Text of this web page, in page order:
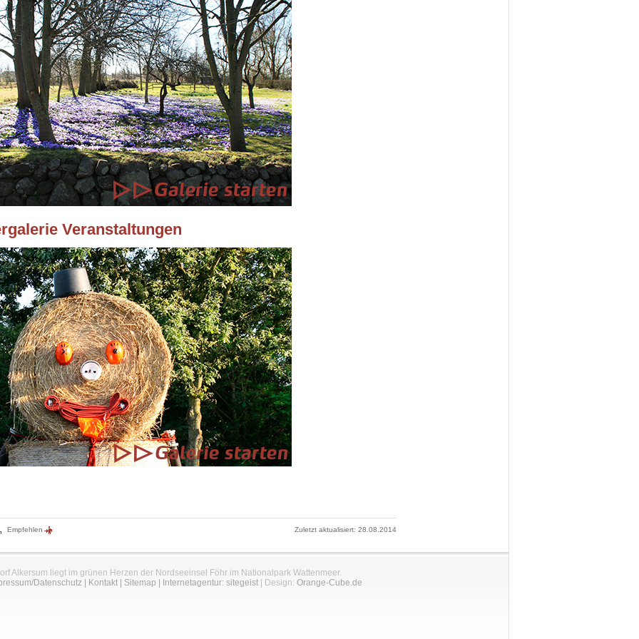
Veranstaltungen
Empfehlen Zuletzt aktualisiert: 28.08.2014
Alkersum liegt im grünen Herzen der Nordseeinsel Föhr im Nationalpark Wattenmeer.
Datenschutz| Kontakt| Sitemap | Internetagentur: sitegeist| Design: Orange-Cube.de